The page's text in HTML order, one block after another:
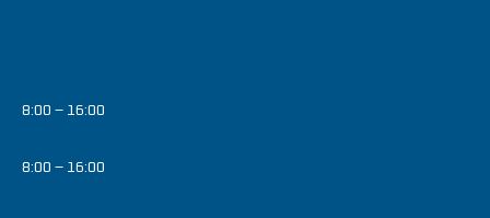
8:00 – 16:00
8:00 – 16:00